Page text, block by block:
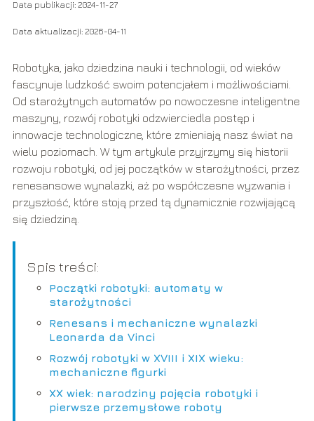
Data publikacji: 2024-11-27
Data aktualizacji: 2026-04-11
Robotyka, jako dziedzina nauki i technologii, od wieków
fascynuje ludzkość swoim potencjałem i możliwościami.
Od starożytnych automatów po nowoczesne inteligentne
maszyny, rozwój robotyki odzwierciedla postęp i
innowacje technologiczne, które zmieniają nasz świat na
wielu poziomach. W tym artykule przyjrzymy się historii
rozwoju robotyki, od jej początków w starożytności, przez
renesansowe wynalazki, aż po współczesne wyzwania i
przyszłość, które stoją przed tą dynamicznie rozwijającą
się dziedziną.
Spis treści:
Początki robotyki: automaty w
starożytności
Renesans i mechaniczne wynalazki
Leonarda da Vinci
Rozwój robotyki w XVIII i XIX wieku:
mechaniczne figurki
XX wiek: narodziny pojęcia robotyki i
pierwsze przemysłowe roboty